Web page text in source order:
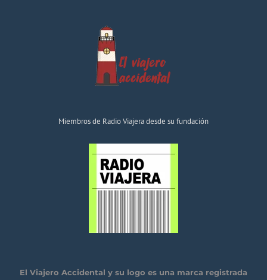
Miembros de Radio Viajera desde su fundación
El Viajero Accidental y su logo es una marca registrada